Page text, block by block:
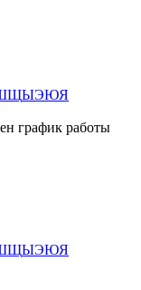
ЩЫЭЮЯ
график работы
ЩЫЭЮЯ